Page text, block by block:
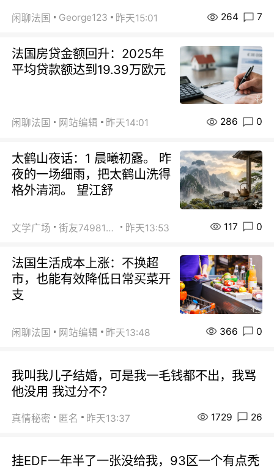
闲聊法国 George123 昨天15:01 264 7
法国房贷金额回升：2025年
平均贷款额达到19.39万欧元
闲聊法国 网站编辑 昨天14:01 286 0
太鹤山夜话：1 晨曦初露。 昨
夜的一场细雨，把太鹤山洗得
格外清润。 望江舒
文学广场 街友74981146 昨天13:53 117 0
法国生活成本上涨：不换超
市，也能有效降低日常买菜开
支
闲聊法国 网站编辑 昨天13:48 366 0
我叫我儿子结婚，可是我一毛钱都不出，我骂
他没用 我过分不？
真情秘密 匿名 昨天13:37 1729 26
挂EDF一年半了一张没给我，93区一个有点秃